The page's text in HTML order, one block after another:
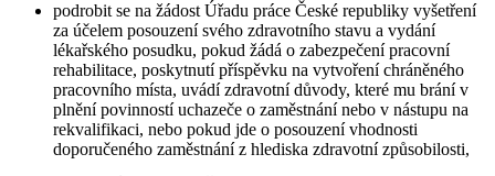
podrobit se na žádost Úřadu práce České republiky vyšetření
za účelem posouzení svého zdravotního stavu a vydání
lékařského posudku, pokud žádá o zabezpečení pracovní
rehabilitace, poskytnutí příspěvku na vytvoření chráněného
pracovního místa, uvádí zdravotní důvody, které mu brání v
plnění povinností uchazeče o zaměstnání nebo v nástupu na
rekvalifikaci, nebo pokud jde o posouzení vhodnosti
doporučeného zaměstnání z hlediska zdravotní způsobilosti,